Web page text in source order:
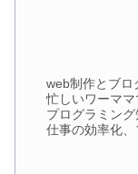
web制作とブロ
忙しいワーママ
プログラミング
仕事の効率化、